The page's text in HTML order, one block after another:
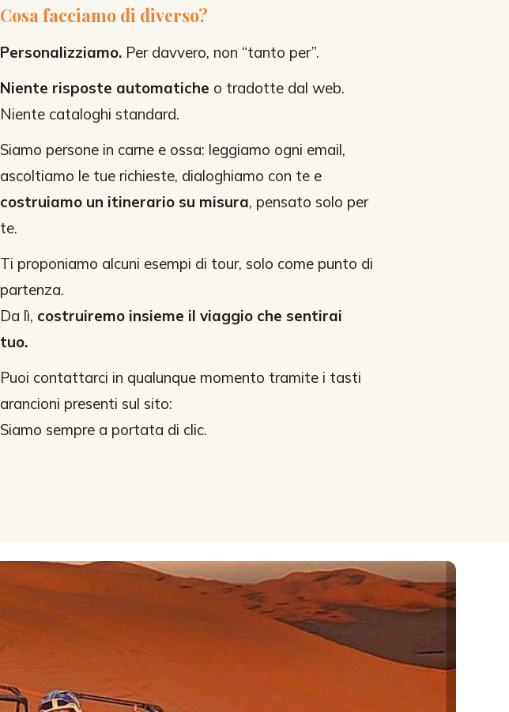
Cosa facciamo di diverso?
Personalizziamo.Per davvero, non “tanto per”.
Niente risposte automatiche o tradotte dal web.
Niente cataloghi standard.
Siamo persone in carne e ossa: leggiamo ogni email,
ascoltiamo le tue richieste, dialoghiamo con te e
costruiamo un itinerario su misura, pensato solo per
te.
Ti proponiamo alcuni esempi di tour, solo come punto di
partenza.
Da lì, costruiremo insieme il viaggio che sentirai
tuo.
Puoi contattarci in qualunque momento tramite i tasti
arancioni presenti sul sito:
Siamo sempre a portata di clic.